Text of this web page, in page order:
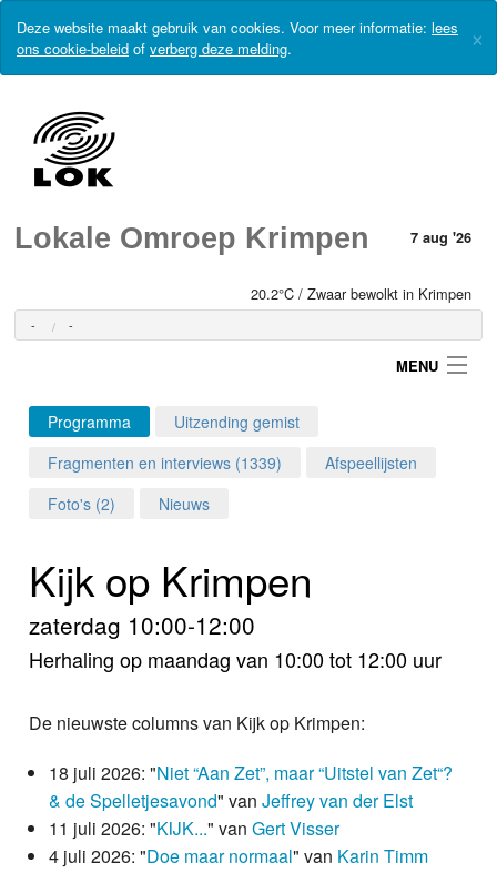
Deze website maakt gebruik van cookies. Voor meer informatie: lees
ons cookie-beleid of verberg deze melding. ×
Lokale Omroep Krimpen 7 aug '26
20.2°C / Zwaar bewolkt in Krimpen
- -
MENU
Login
Home
Nieuws
Foto's
Video
Webcam
Info
Programma
Uitzending gemist
Fragmenten en interviews (1339)
Afspeellijsten
Foto's (2)
Nieuws
Kijk op Krimpen
zaterdag 10:00-12:00
Herhaling op maandag van 10:00 tot 12:00 uur
De nieuwste columns van Kijk op Krimpen:
18 juli 2026: "Niet “Aan Zet”, maar “Uitstel van Zet“?
& de Spelletjesavond" van Jeffrey van der Elst
11 juli 2026: "KIJK..." van Gert Visser
4 juli 2026: "Doe maar normaal" van Karin Timm